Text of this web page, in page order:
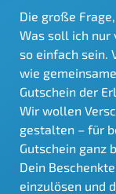
Die große
Was soll ich nur
so einfach sein.
wie
Gutschein der
Wir wollen
gestalten – für
Gutschein ganz
Dein
einzulösen und